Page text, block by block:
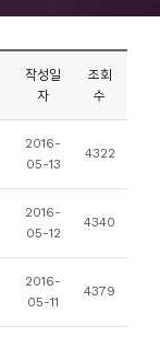
작성일
자
조회
수
2016-
05-13
4322
2016-
05-12
4340
2016-
05-11
4379